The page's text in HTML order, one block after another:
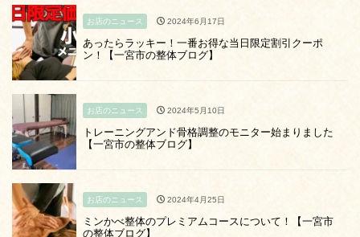
お店のニュース 2024年6月17日
あったらラッキー！一番お得な当日限定割引クーポ
ン！【一宮市の整体ブログ】
お店のニュース 2024年5月10日
トレーニングアンド骨格調整のモニター始まりました
【一宮市の整体ブログ】
お店のニュース 2024年4月25日
ミンかべ整体のプレミアムコースについて！【一宮市
の整体ブログ】